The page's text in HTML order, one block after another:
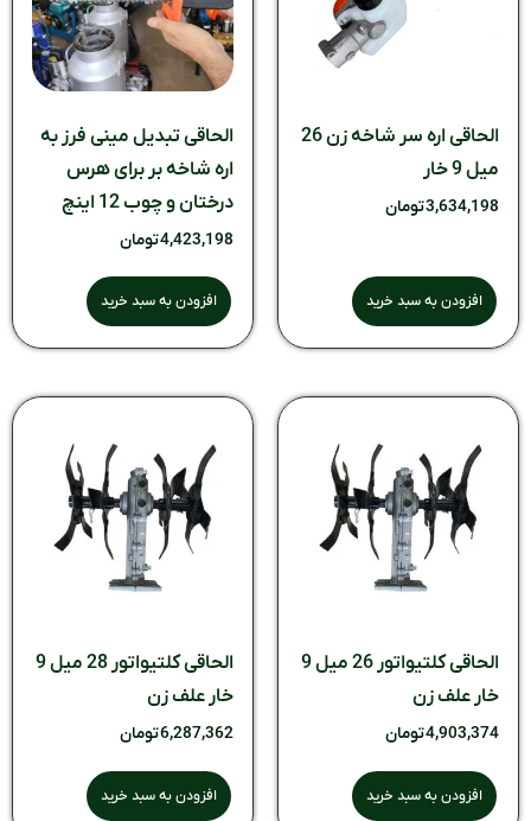
الحاقی اره سر شاخه زن 26
میل 9 خار
3,634,198تومان
افزودن به سبد خرید
الحاقی تبدیل مینی فرز به
اره شاخه بر برای هرس
درختان و چوب 12 اینچ
4,423,198تومان
افزودن به سبد خرید
الحاقی کلتیواتور 26 میل 9
خار علف زن
4,903,374تومان
افزودن به سبد خرید
الحاقی کلتیواتور 28 میل 9
خار علف زن
6,287,362تومان
افزودن به سبد خرید